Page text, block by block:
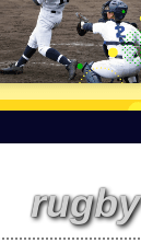
rugby